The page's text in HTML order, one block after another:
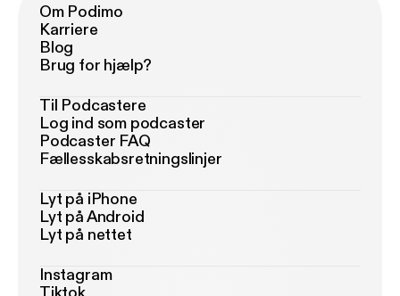
Om Podimo
Karriere
Blog
Brug for hjælp?
Til Podcastere
Log ind som podcaster
Podcaster FAQ
Fællesskabsretningslinjer
Lyt på iPhone
Lyt på Android
Lyt på nettet
Instagram